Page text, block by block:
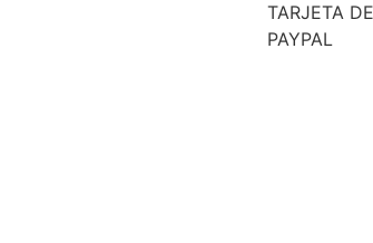
TARJETA
PAYPAL